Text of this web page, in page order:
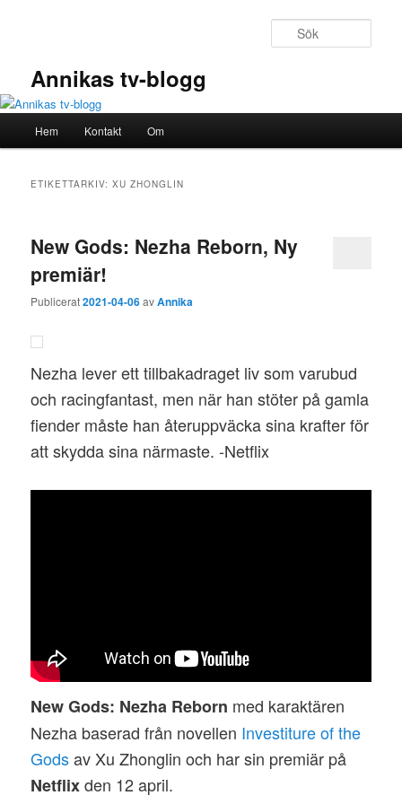
Annikas tv-blogg
Hem Kontakt Om
ETIKETTARKIV:XU ZHONGLIN
New Gods: Nezha Reborn, Ny
premiär!
Publicerat2021-04-06avAnnika
Nezha lever ett tillbakadraget liv som varubud
och racingfantast, men när han stöter på gamla
fiender måste han återuppväcka sina krafter för
att skydda sina närmaste. -Netflix
New Gods: Nezha Reborn med karaktären
Nezha baserad från novellen Investiture of the
Godsav Xu Zhonglin och har sin premiär på
Netflixden 12 april.